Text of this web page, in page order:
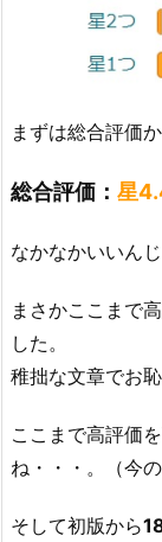
まずは総合評価
総合評価： 星
なかなかいいん
まさかここまで
した。
稚拙な文章でお
ここまで高評価
ね・・・。（今
そして初版から